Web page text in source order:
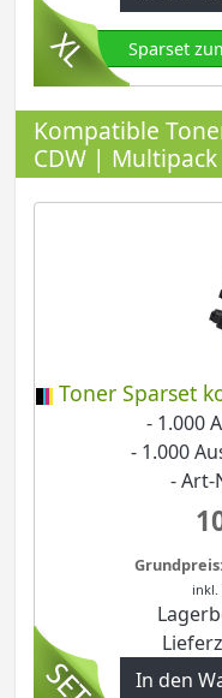
Sparset
Kompatible
CDW | Multipack
Toner Sparset
- 1.000
- 1.000
- Art-
inkl.